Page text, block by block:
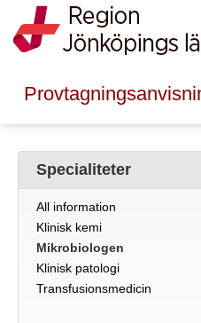
Specialiteter
All information
Klinisk kemi
Mikrobiologen
Klinisk patologi
Transfusionsmedicin